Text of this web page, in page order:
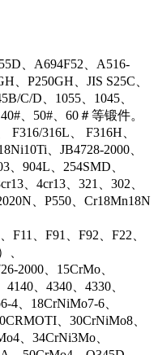
、A694F52、A516-
、P250GH、JIS S25C、
C/D、1055、1045、
、50#、60＃等锻件。
F316/316L、 F316H、
、JB4728-2000、
、904L、254SMD、
、4cr13、321、302、
、P550、Cr18Mn18N
F11、F91、F92、F22、
、
2000、15CrMo、
、4340、4330、
4、18CrNiMo7-6、
、30CrNiMo8、
、34CrNi3Mo、